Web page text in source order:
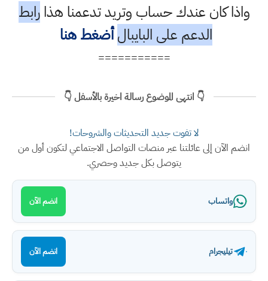
واذا كان عندك حساب وتريد تدعمنا هذارابط
الدعم على البايبال أضغط هنا
===========
👇 انتهى الموضوع رسالة اخيرة بالأسفل 👇
لا تفوت جديد التحديثات والشروحات!
انضم الآن إلى عائلتنا عبر منصات التواصل الاجتماعي لتكون أول من
يتوصل بكل جديد وحصري.
واتساب انضم الآن
تيليجرام انضم الآن